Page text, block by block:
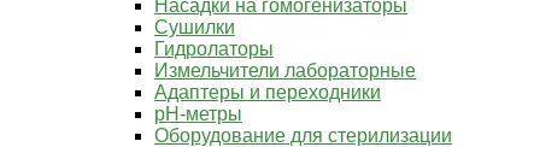
Насадки на гомогенизаторы
Сушилки
Гидролаторы
Измельчители лабораторные
Адаптеры и переходники
pH-метры
Оборудование для стерилизации